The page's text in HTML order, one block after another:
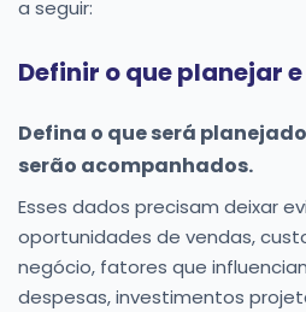
a seguir:
Definir o que planejar
Defina o que será
serão acompanhados.
Esses dados precisam deixar
oportunidades de vendas,
negócio, fatores que
despesas, investimentos